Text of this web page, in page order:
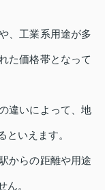
、工業系用途が多
た価格帯となって
違いによって、地
といえます。
からの距離や用途
ん。